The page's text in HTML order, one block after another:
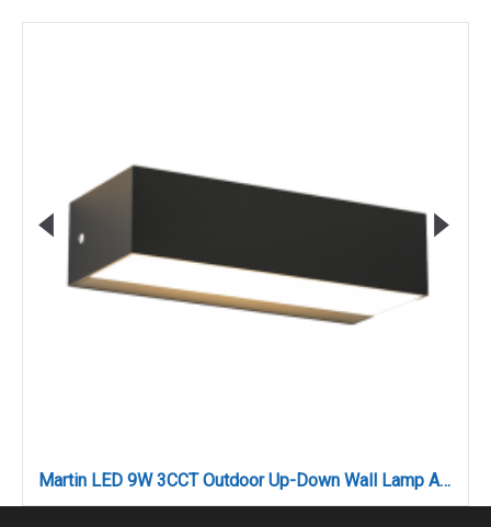
Martin LED 9W 3CCT Outdoor Up-Down Wall Lamp Anthracite D17cmx4.6cm (80200840)